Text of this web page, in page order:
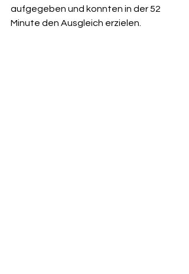
aufgegeben und konnten in der 52
Minute den Ausgleich erzielen.